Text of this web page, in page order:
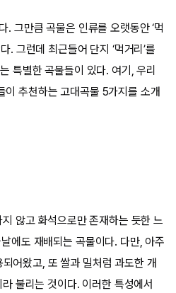
. 그만큼 곡물은 인류를 오랫동안 ‘먹
. 그런데 최근들어 단지 ‘먹거리’를
특별한 곡물들이 있다. 여기, 우리
이 추천하는 고대곡물 5가지를 소개
지 않고 화석으로만 존재하는 듯한 느
에도 재배되는 곡물이다. 다만, 아주
어왔고, 또 쌀과 밀처럼 과도한 개
라 불리는 것이다. 이러한 특성에서